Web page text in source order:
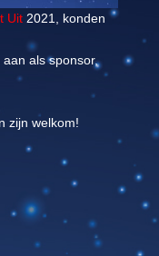
Uit2021, konden
als sponsor,
zijn welkom!